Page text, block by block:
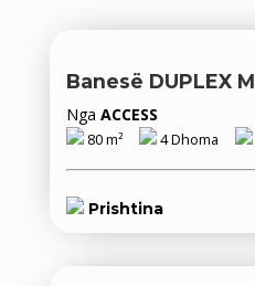
Banesë DUPLEX
Nga ACCESS
80 m² 4 Dhoma
Prishtina